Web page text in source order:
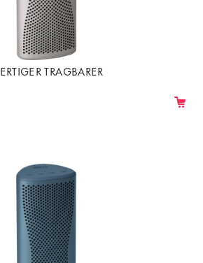
TRAGBARER